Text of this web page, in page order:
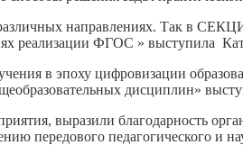
направлениях. Так в
реализации ФГОС » выступила
в эпоху цифровизации
дисциплин»
выразили благодарность
передового педагогического и